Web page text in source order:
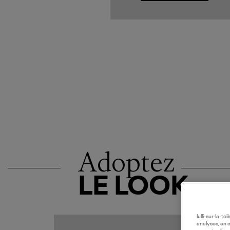
Adoptez
LE LOOK
lulli-sur-la-
analyses, en